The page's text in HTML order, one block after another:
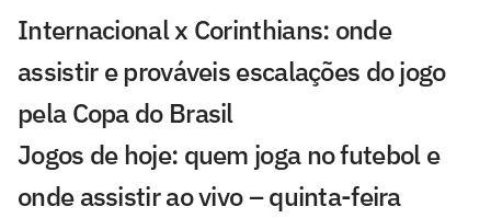
Internacional x Corinthians: onde
assistir e prováveis escalações do jogo
pela Copa do Brasil
Jogos de hoje: quem joga no futebol e
onde assistir ao vivo – quinta-feira